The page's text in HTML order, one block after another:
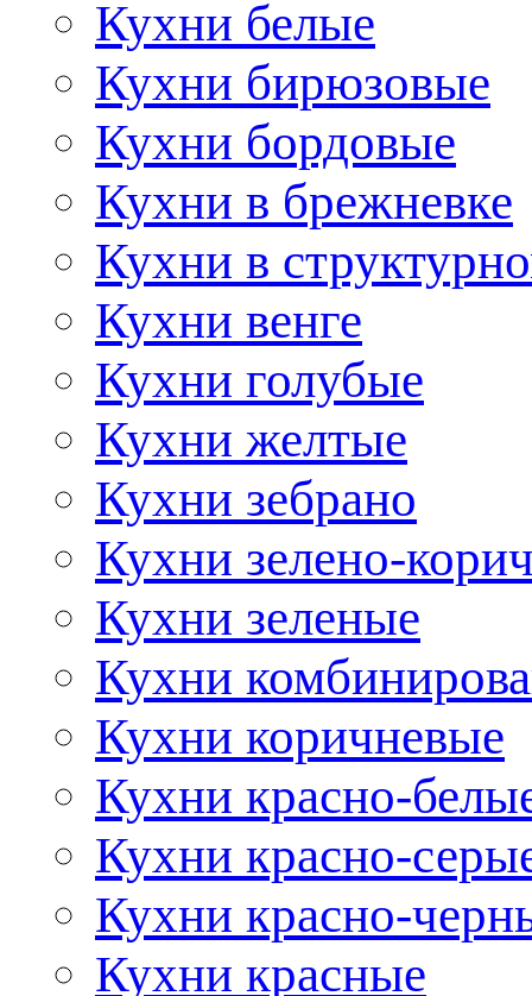
Кухни белые
Кухни бирюзовые
Кухни бордовые
Кухни в брежневке
Кухни в
Кухни венге
Кухни голубые
Кухни желтые
Кухни зебрано
Кухни зелено-
Кухни зеленые
Кухни
Кухни коричневые
Кухни красно-
Кухни красно-
Кухни красно-
Кухни красные